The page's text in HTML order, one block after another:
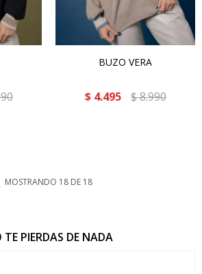
BUZO VERA
$ 4.495 $8.990
MOSTRANDO 18 DE 18
TE PIERDAS DE NADA